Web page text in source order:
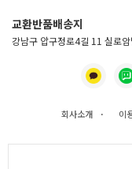
교환반품배송지
강남구 압구정로4길 11 실로
회사소개 · 이